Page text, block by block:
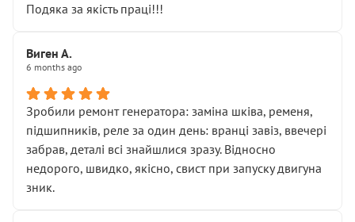
Подяка за якість праці!!!
Виген А.
6 months ago
Зробили ремонт генератора: заміна шківа, ременя,
підшипників, реле за один день: вранці завіз, ввечері
забрав, деталі всі знайшлися зразу. Відносно
недорого, швидко, якісно, свист при запуску двигуна
зник.